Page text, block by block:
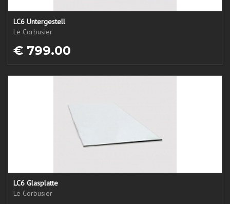
LC6 Untergestell
Le Corbusier
€ 799.00
LC6 Glasplatte
Le Corbusier